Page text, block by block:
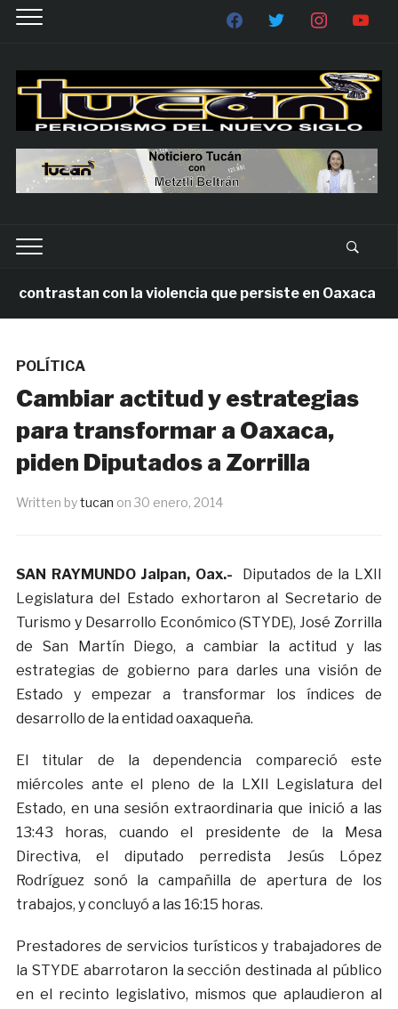
con la violencia que persiste en Oaxaca
POLÍTICA
Cambiar actitud y estrategias
para transformar a Oaxaca,
piden Diputados a Zorrilla
Written bytucan on 30 enero, 2014
SAN RAYMUNDO Jalpan, Oax.- Diputados de la LXII
Legislatura del Estado exhortaron al Secretario de
Turismo y Desarrollo Económico (STYDE), José Zorrilla
de San Martín Diego, a cambiar la actitud y las
estrategias de gobierno para darles una visión de
Estado y empezar a transformar los índices de
desarrollo de la entidad oaxaqueña.
El titular de la dependencia compareció este
miércoles ante el pleno de la LXII Legislatura del
Estado, en una sesión extraordinaria que inició a las
13:43 horas, cuando el presidente de la Mesa
Directiva, el diputado perredista Jesús López
Rodríguez sonó la campañilla de apertura de los
trabajos, y concluyó a las 16:15 horas.
Prestadores de servicios turísticos y trabajadores de
la STYDE abarrotaron la sección destinada al público
en el recinto legislativo, mismos que aplaudieron al